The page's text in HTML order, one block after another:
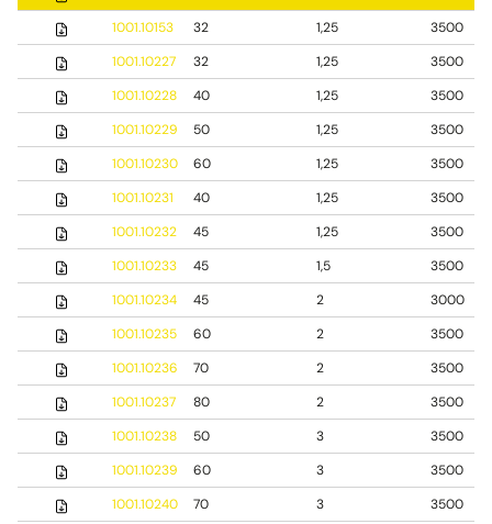
1001.10153
32 1,25
3500
1001.10227
32 1,25
3500
1001.10228
40 1,25
3500
1001.10229
50 1,25
3500
1001.10230
60 1,25
3500
1001.10231
40 1,25
3500
1001.10232
45 1,25
3500
1001.10233
45 1,5
3500
1001.10234
45 2
3000
1001.10235
60 2
3500
1001.10236
70 2
3500
1001.10237
80 2
3500
1001.10238
50 3
3500
1001.10239
60 3
3500
1001.10240
70 3
3500